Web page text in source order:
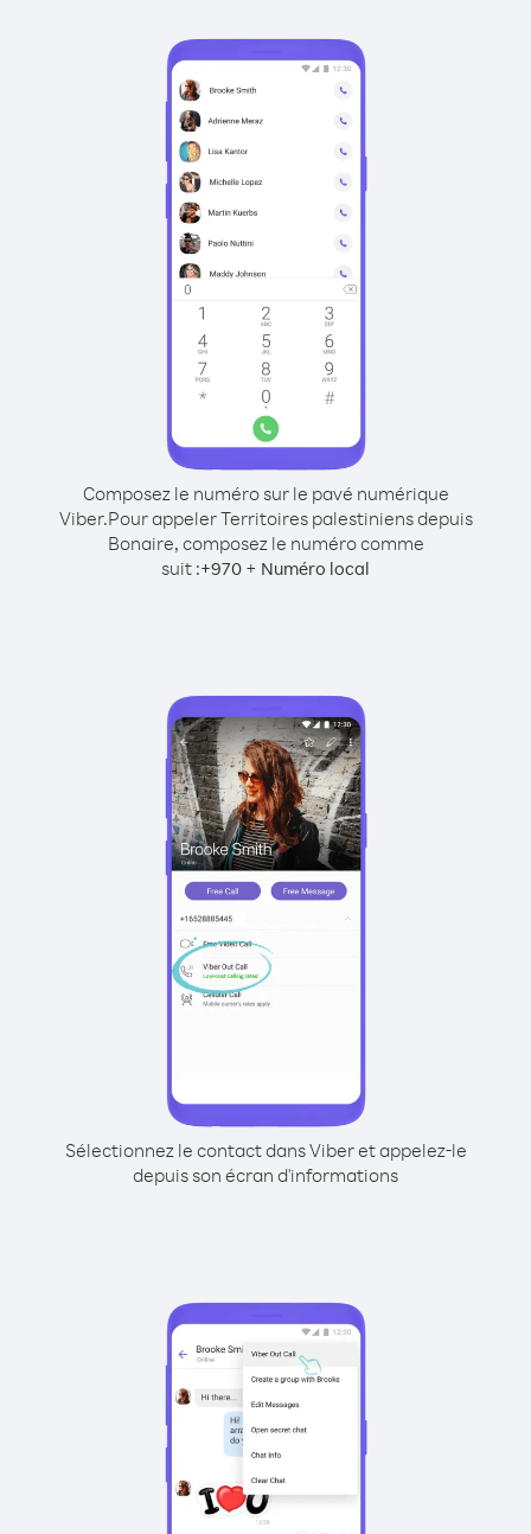
Composez le numéro sur le pavé numérique
Viber.Pour appeler Territoires palestiniens depuis
Bonaire, composez le numéro comme
suit :+970 + Numéro local
Sélectionnez le contact dans Viber et appelez-le
depuis son écran d'informations